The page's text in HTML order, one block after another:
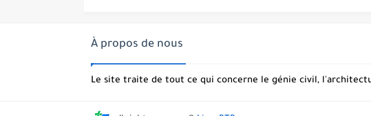
À propos de nous
Le site traite de tout ce qui concerne le génie civil,